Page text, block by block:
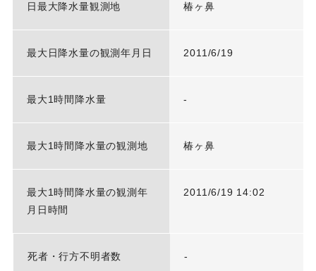
日最大降水量観測地 椿ヶ鼻
最大日降水量の観測年月日 2011/6/19
最大1時間降水量 -
最大1時間降水量の観測地 椿ヶ鼻
最大1時間降水量の観測年
月日時間
2011/6/19 14:02
死者・行方不明者数 -